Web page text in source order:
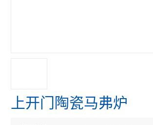
上开门陶瓷马弗炉